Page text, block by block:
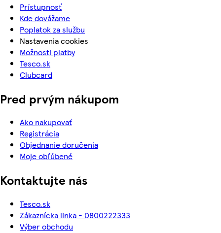
Prístupnosť
Kde dovážame
Poplatok za službu
Nastavenia cookies
Možnosti platby
Tesco.sk
Clubcard
Pred prvým nákupom
Ako nakupovať
Registrácia
Objednanie doručenia
Moje obľúbené
Kontaktujte nás
Tesco.sk
Zákaznícka linka - 0800222333
Výber obchodu